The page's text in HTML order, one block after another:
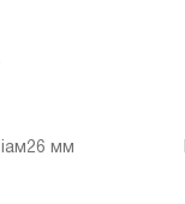
мм